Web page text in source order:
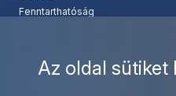
Az oldal sütiket
Fenntarthatóság